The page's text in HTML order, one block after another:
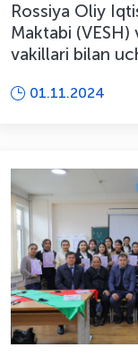
Rossiya Oliy
Maktabi (VESH)
vakillari bilan
01.11.2024